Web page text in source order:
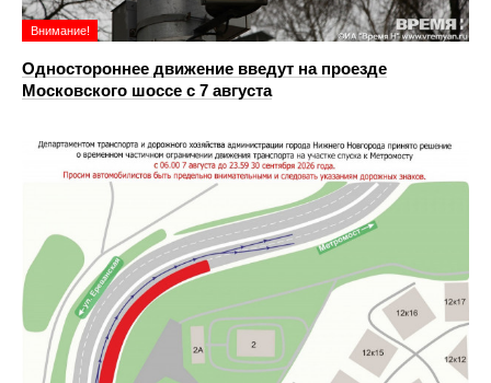
Внимание!
Одностороннее движение введут на проезде
Московского шоссе с 7 августа